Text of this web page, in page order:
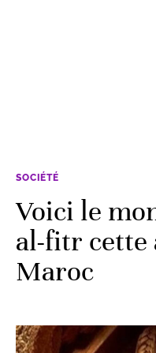
SOCIÉTÉ
Voici le
al-fitr cette
Maroc